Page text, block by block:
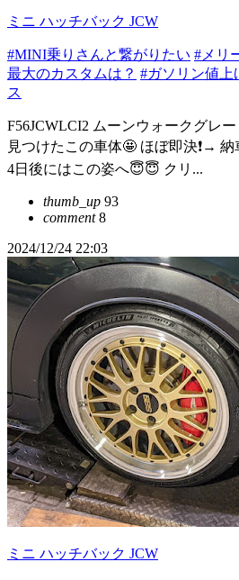
ミニ ハッチバック JCW
#MINI乗りさんと繋がりたい #メリ
最大のカスタムは？ #ガソリン値上
ス
F56JCWLCI2 ムーンウォークグレ
見つけたこの車体🤩 ほぼ即決❗️→
4日後にはこの姿へ😇😇 クリ...
thumb_up 93
comment8
2024/12/24 22:03
ミニ ハッチバック JCW